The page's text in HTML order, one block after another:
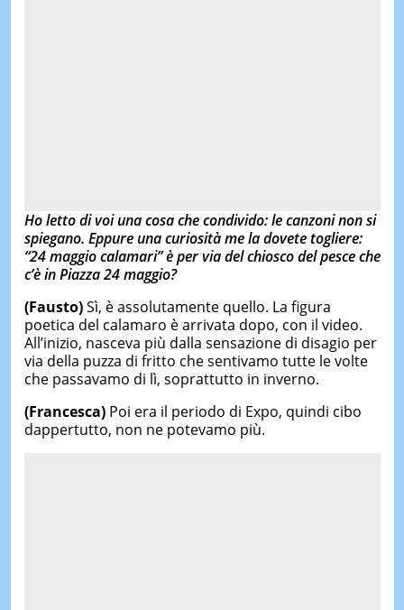
Ho letto di voi una cosa che condivido: le canzoni non si
spiegano. Eppure una curiosità me la dovete togliere:
“24 maggio calamari” è per via del chiosco del pesce che
c’è in Piazza 24 maggio?
(Fausto)Sì, è assolutamente quello. La figura
poetica del calamaro è arrivata dopo, con il video.
All’inizio, nasceva più dalla sensazione di disagio per
via della puzza di fritto che sentivamo tutte le volte
che passavamo di lì, soprattutto in inverno.
(Francesca)Poi era il periodo di Expo, quindi cibo
dappertutto, non ne potevamo più.